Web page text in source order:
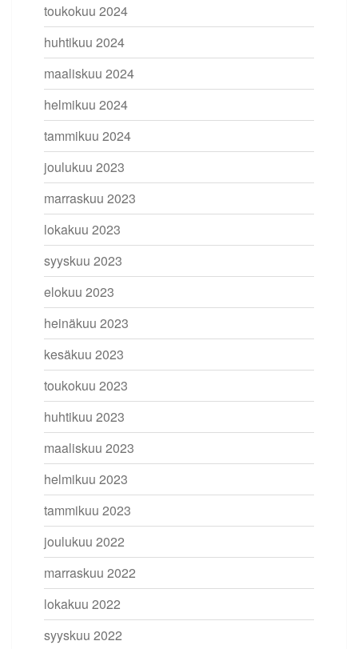
toukokuu 2024
huhtikuu 2024
maaliskuu 2024
helmikuu 2024
tammikuu 2024
joulukuu 2023
marraskuu 2023
lokakuu 2023
syyskuu 2023
elokuu 2023
heinäkuu 2023
kesäkuu 2023
toukokuu 2023
huhtikuu 2023
maaliskuu 2023
helmikuu 2023
tammikuu 2023
joulukuu 2022
marraskuu 2022
lokakuu 2022
syyskuu 2022